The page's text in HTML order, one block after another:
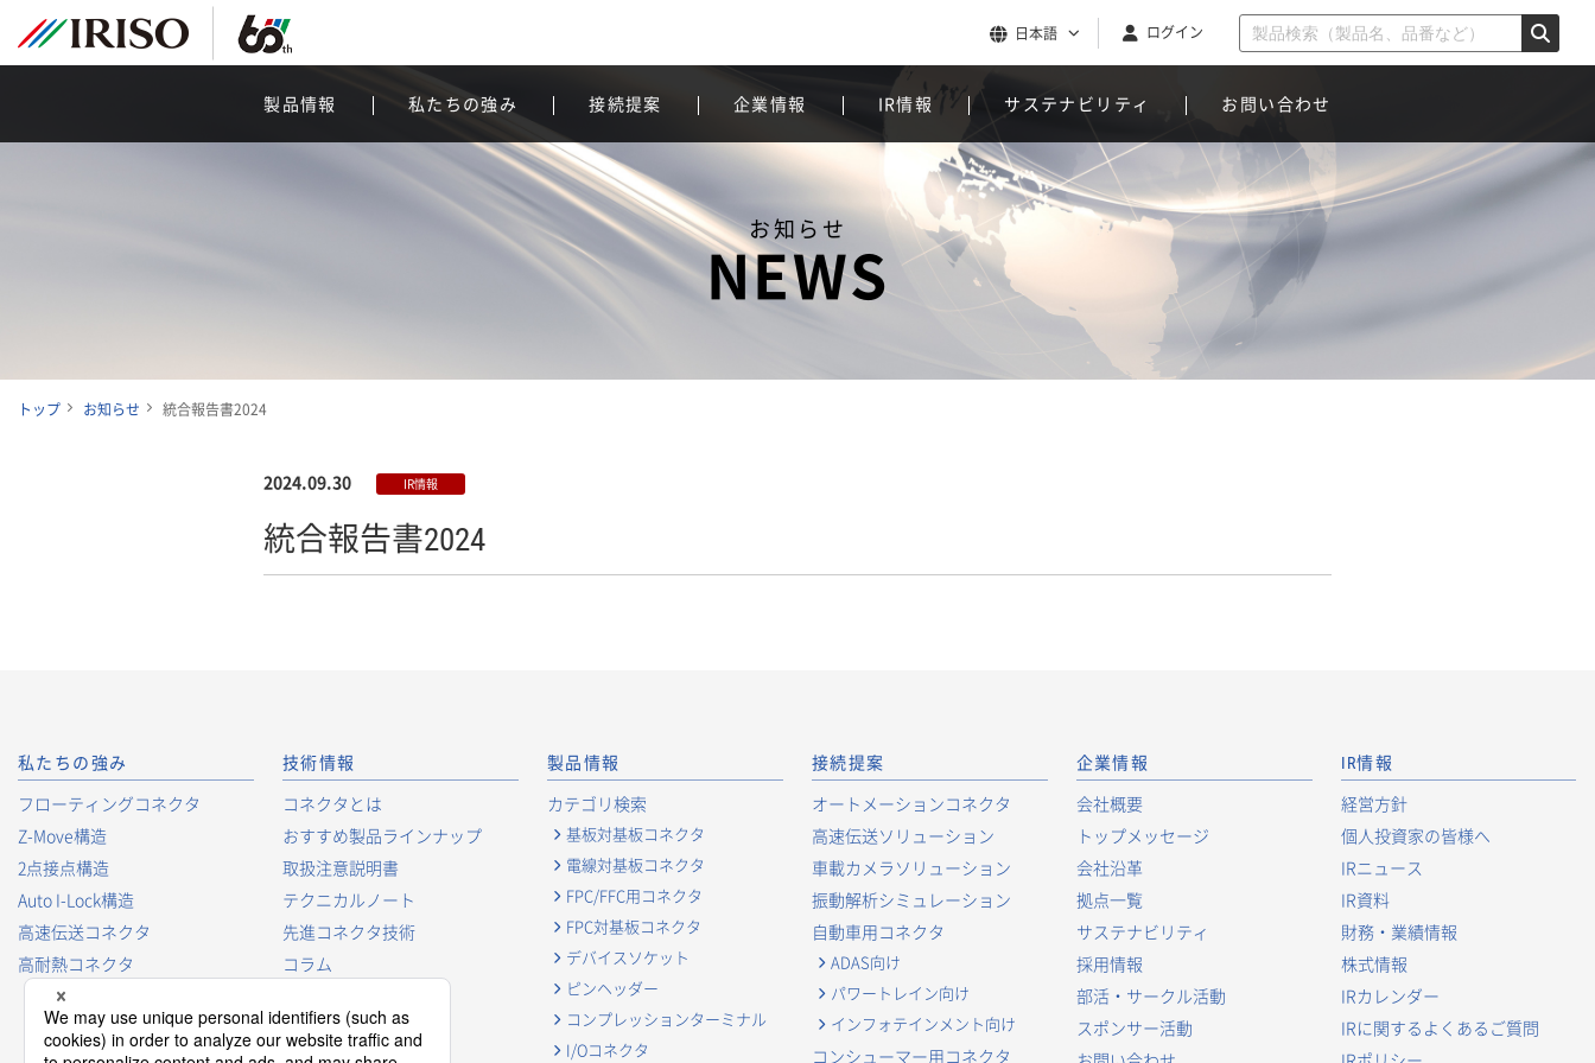
日本語 ログイン
製品情報 私たちの強み 接続提案 企業情報 IR情報 サステナビリティ お問い合わせ
お知らせ
NEWS
トップ お知らせ 統合報告書2024
2024.09.30 IR情報
統合報告書2024
私たちの強み
フローティングコネクタ
Z-Move構造
2点接点構造
Auto I-Lock構造
高速伝送コネクタ
高耐熱コネクタ
技術情報
コネクタとは
おすすめ製品ラインナップ
取扱注意説明書
テクニカルノート
先進コネクタ技術
コラム
コネクタ用語集
製品情報
カテゴリ検索
基板対基板コネクタ
電線対基板コネクタ
FPC/FFC用コネクタ
FPC対基板コネクタ
デバイスソケット
ピンヘッダー
コンプレッションターミナル
I/Oコネクタ
接続提案
オートメーションコネクタ
高速伝送ソリューション
車載カメラソリューション
振動解析シミュレーション
自動車用コネクタ
ADAS向け
パワートレイン向け
インフォテインメント向け
コンシューマー用コネクタ
企業情報
会社概要
トップメッセージ
会社沿革
拠点一覧
サステナビリティ
採用情報
部活・サークル活動
スポンサー活動
IR情報
経営方針
個人投資家の皆様へ
IRニュース
IR資料
財務・業績情報
株式情報
IRカレンダー
IRに関するよくあるご質問